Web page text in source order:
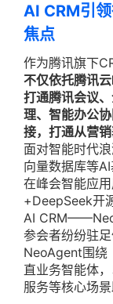
AI CRM引
焦点
作为腾讯旗下
不仅依托腾讯
打通腾讯会议
理、智能办公
接，打通从营
面对智能时代
向量数据库等
在峰会智能应
+DeepSeek开
AI
参会者纷纷驻
NeoAgent围绕
直业务智能体
服务等核心场